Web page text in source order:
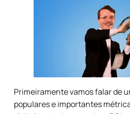
Primeiramente vamos falar de
populares e importantes